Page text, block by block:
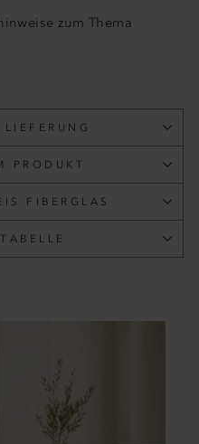
zum Thema
PRODUKT
FIBERGLAS